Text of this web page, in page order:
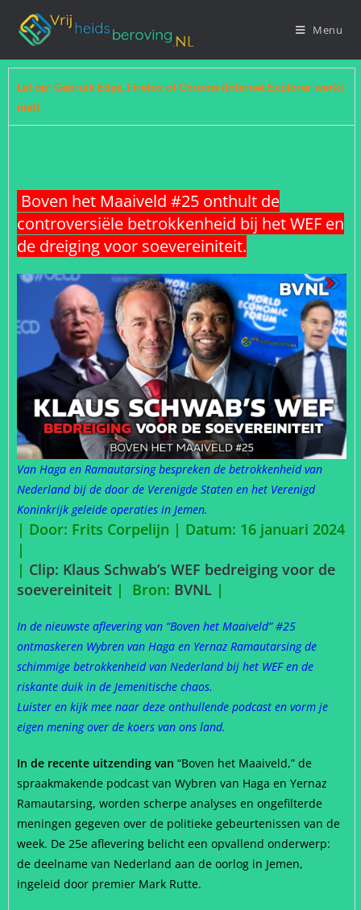
Menu
Let op! Gebruik Edge, Firefox of Chrome (Internet Explorer werkt
niet)
Boven het Maaiveld #25 onthult de
controversiële betrokkenheid bij het WEF en
de dreiging voor soevereiniteit.
Van Haga en Ramautarsing bespreken de betrokkenheid van
Nederland bij de door de Verenigde Staten en het Verenigd
Koninkrijk geleide operaties in Jemen.
| Door: Frits Corpelijn | Datum: 16 januari 2024
|
| Clip: Klaus Schwab’s WEF bedreiging voor de
soevereiniteit | Bron: BVNL |
In de nieuwste aflevering van “Boven het Maaiveld” #25
ontmaskeren Wybren van Haga en Yernaz Ramautarsing de
schimmige betrokkenheid van Nederland bij het WEF en de
riskante duik in de Jemenitische chaos.
Luister en kijk mee naar deze onthullende podcast en vorm je
eigen mening over de koers van ons land.
In de recente uitzending van “Boven het Maaiveld,” de
spraakmakende podcast van Wybren van Haga en Yernaz
Ramautarsing, worden scherpe analyses en ongefilterde
meningen gegeven over de politieke gebeurtenissen van de
week. De 25e aflevering belicht een opvallend onderwerp:
de deelname van Nederland aan de oorlog in Jemen,
ingeleid door premier Mark Rutte.